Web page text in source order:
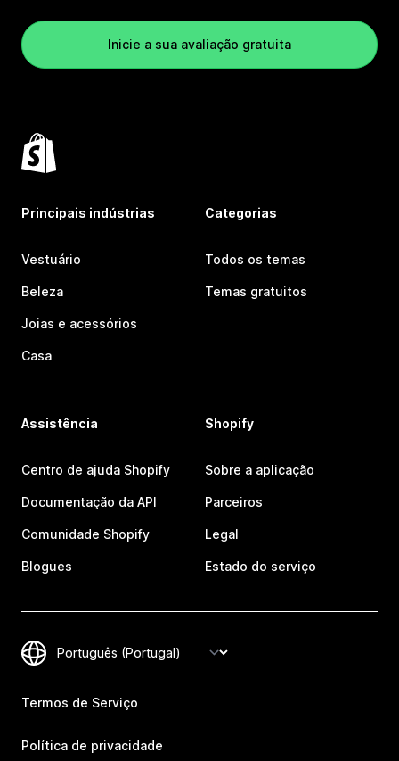
Inicie a sua avaliação gratuita
Principais indústrias
Vestuário
Beleza
Joias e acessórios
Casa
Categorias
Todos os temas
Temas gratuitos
Assistência
Centro de ajuda Shopify
Documentação da API
Comunidade Shopify
Blogues
Shopify
Sobre a aplicação
Parceiros
Legal
Estado do serviço
Termos de Serviço
Política de privacidade